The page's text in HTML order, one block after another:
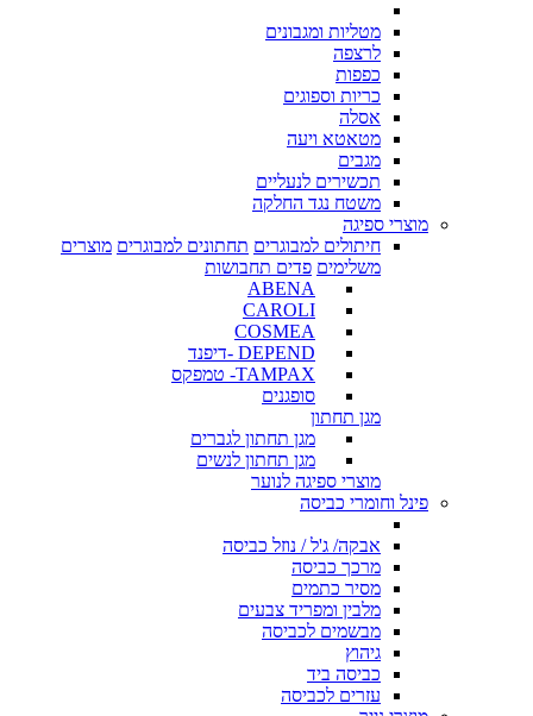
מטליות ומגבונים
לרצפה
כפפות
כריות וספוגים
אסלה
מטאטא ויעה
מגבים
תכשירים לנעליים
משטח נגד החלקה
מוצרי ספיגה
חיתולים למבוגרים תחתונים למבוגרים מוצרים
משלימים פדים תחבושות
ABENA
CAROLI
COSMEA
DEPEND -דיפנד
TAMPAX- טמפקס
סופגנים
מגן תחתון
מגן תחתון לגברים
מגן תחתון לנשים
מוצרי ספיגה לנוער
פינל וחומרי כביסה
אבקה/ ג'ל / נוזל כביסה
מרכך כביסה
מסיר כתמים
מלבין ומפריד צבעים
מבשמים לכביסה
גיהוץ
כביסה ביד
עזרים לכביסה